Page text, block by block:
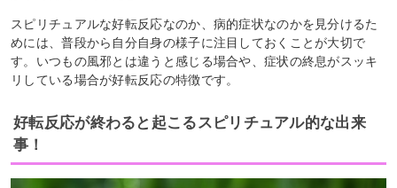
スピリチュアルな好転反応なのか、病的症状なのかを見分けるた
めには、普段から自分自身の様子に注目しておくことが大切で
す。いつもの風邪とは違うと感じる場合や、症状の終息がスッキ
リしている場合が好転反応の特徴です。
好転反応が終わると起こるスピリチュアル的な出来
事！